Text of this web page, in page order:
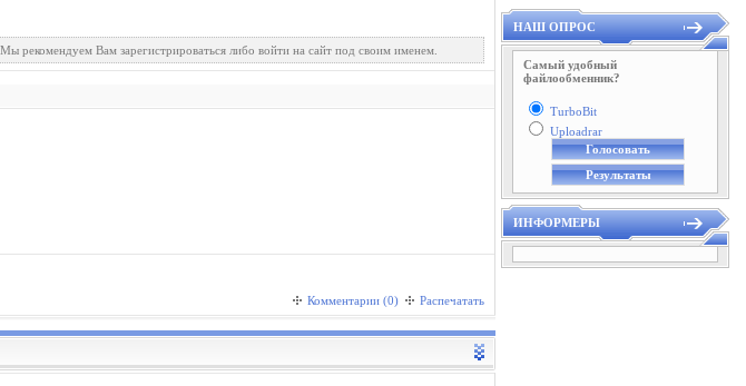
рекомендуем Вам зарегистрироваться либо войти на сайт под своим именем.
Комментарии (0) Распечатать
НАШ ОПРОС
Самый удобный
файлообменник?
TurboBit
Uploadrar
ИНФОРМЕРЫ